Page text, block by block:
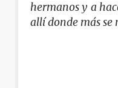
hermanos y a
allí donde más se